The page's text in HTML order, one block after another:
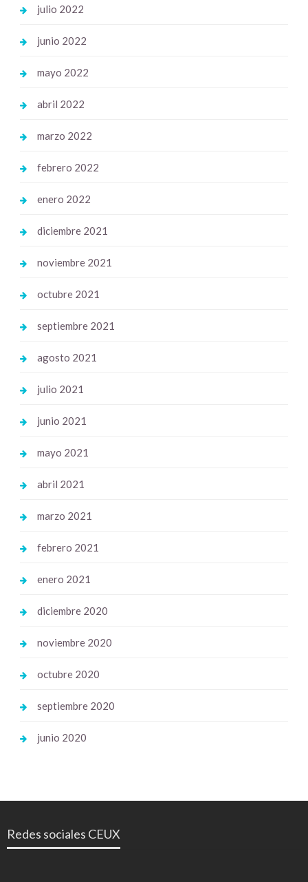
julio 2022
junio 2022
mayo 2022
abril 2022
marzo 2022
febrero 2022
enero 2022
diciembre 2021
noviembre 2021
octubre 2021
septiembre 2021
agosto 2021
julio 2021
junio 2021
mayo 2021
abril 2021
marzo 2021
febrero 2021
enero 2021
diciembre 2020
noviembre 2020
octubre 2020
septiembre 2020
junio 2020
Redes sociales CEUX